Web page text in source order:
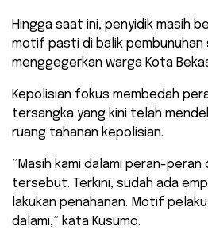
​Hingga saat ini, penyidik masih
motif pasti di balik pembunuhan
menggegerkan warga Kota
Kepolisian fokus membedah
tersangka yang kini telah
ruang tahanan kepolisian.
​”Masih kami dalami peran-
tersebut. Terkini, sudah ada
lakukan penahanan. Motif
dalami,” kata Kusumo.